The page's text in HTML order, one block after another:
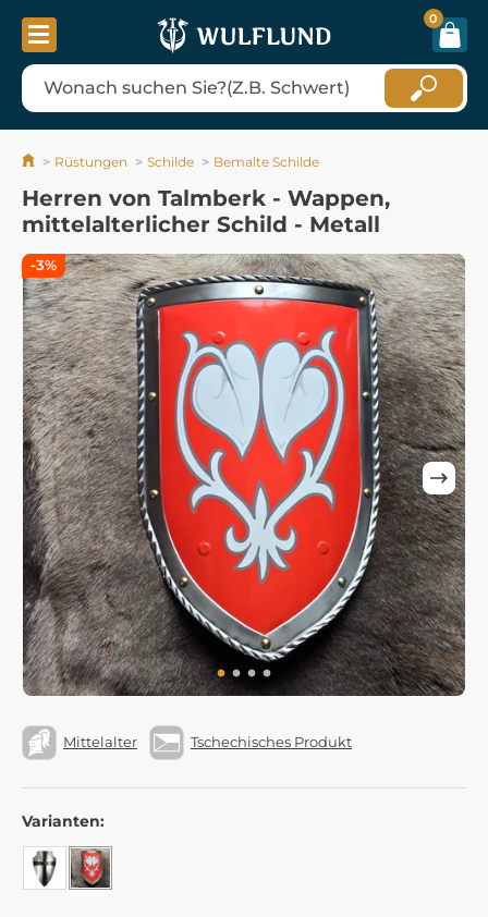
0
Rüstungen Schilde Bemalte Schilde
Herren von Talmberk - Wappen,
mittelalterlicher Schild - Metall
Mittelalter Tschechisches Produkt
Varianten:
-3%